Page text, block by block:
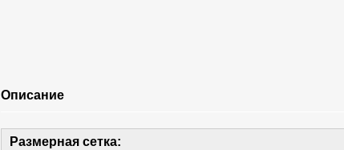
Описание
Размерная сетка: